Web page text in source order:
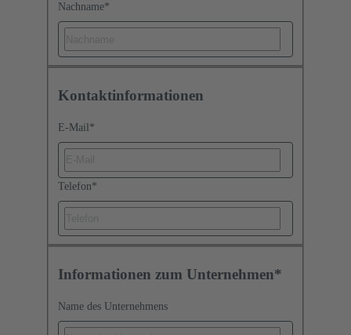
Nachname*
Kontaktinformationen
E-Mail *
Telefon*
Informationen zum Unternehmen*
Name des Unternehmens